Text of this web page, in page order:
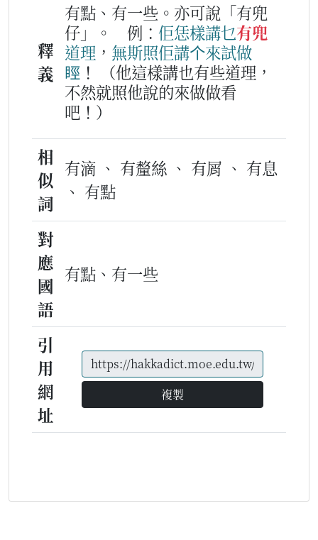
釋
義
有點、有一些。亦可說「有兜
仔」。
例： 佢恁樣講乜有兜
道理 ， 無斯照佢講个來試做
䀴 ！
（他這樣講也有些道理，
不然就照他說的來做做看
吧！）
相
似
詞
有滴 、 有釐絲 、 有屑 、 有息
、 有點
對
應
國
語
有點、有一些
引
用
網
址
複製